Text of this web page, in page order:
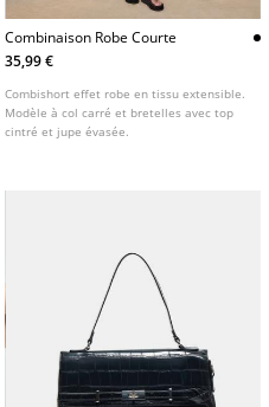
Combinaison Robe Courte
35,99 €
Combishort effet robe en tissu extensible.
Modèle à col carré et bretelles avec top
cintré et jupe évasée.